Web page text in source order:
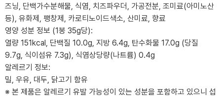
즈닝, 단백가수분해물, 식염, 치즈파우더, 가공전분, 조미료(아미노산
등), 유화제, 팽창제, 카로티노이드색소, 산미료, 향료
영양 성분 정보 (1봉 35g당):
열량 151kcal, 단백질 10.0g, 지방 6.4g, 탄수화물 17.0g (당질
9.7g, 식이섬유 7.3g), 식염상당량(나트륨) 0.4g
알레르기 정보:
밀, 우유, 대두, 닭고기 함유
※ 본 제품은 알레르기 유발 가능성이 있는 성분을 포함하고 있으니 섭